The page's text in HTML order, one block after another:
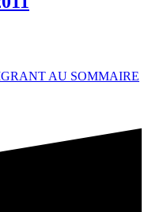
AU SOMMAIRE